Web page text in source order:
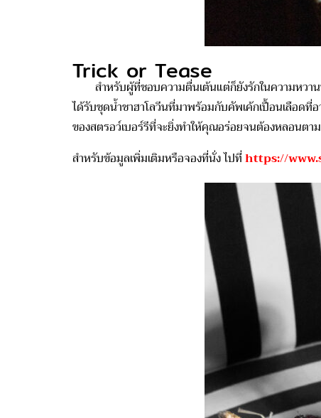
Trick or Tease
สำหรับผู้ที่ชอบความตื่นเต้นแต่ก็ยังรักในความหวาน
ได้รับชุดน้ำชาฮาโลวีนที่มาพร้อมกับคัพเค้กเปื้อนเลือดที่
ของสตรอว์เบอร์รีที่จะยิ่งทำให้คุณอร่อยจนต้องหลอนตาม
สำหรับข้อมูลเพิ่มเติมหรือจองที่นั่ง ไปที่https://